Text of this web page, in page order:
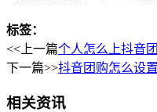
标签：
<<上一篇个人怎么上抖音
下一篇>>抖音团购怎么设
相关资讯